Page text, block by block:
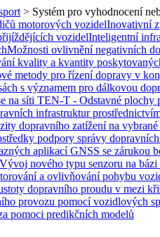
> Systém pro vyhodnocení
motorových vozidelInovativní
vozidelInteligentní
Možnosti ovlivnění negativních
kvality a kvantity
metody pro řízení dopravy v
s významem pro dálkovou
na síti TEN-T - Odstavné plochy
infrastruktur
dopravního zatížení na
podpory správy dopravních
aplikací GNSS se zárukou
Vývoj nového typu senzoru na
a ovlivňování pohybu
dopravního proudu v mezi
provozu pomocí vozidlových
pomoci predikčních modelů